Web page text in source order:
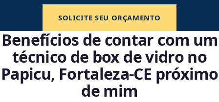
SOLICITE SEU ORÇAMENTO
Benefícios de contar com um
técnico de box de vidro no
Papicu, Fortaleza‑CE próximo
de mim